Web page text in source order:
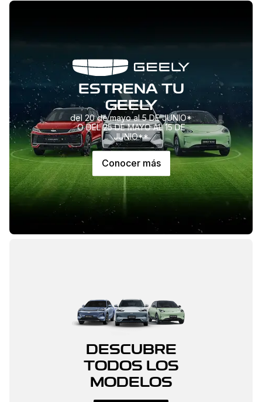
ESTRENA TU
GEELY
del 20 de mayo al 5 DE JUNIO*
O DEL 25 DE MAYO AL 15 DE
JUNIO**
Conocer más
DESCUBRE
TODOS LOS
MODELOS